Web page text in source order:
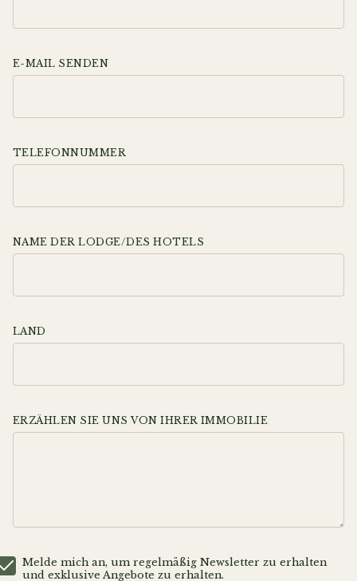
E-MAIL SENDEN
TELEFONNUMMER
NAME DER LODGE/DES HOTELS
LAND
ERZÄHLEN SIE UNS VON IHRER IMMOBILIE
Melde mich an, um regelmäßig Newsletter zu erhalten
und exklusive Angebote zu erhalten.